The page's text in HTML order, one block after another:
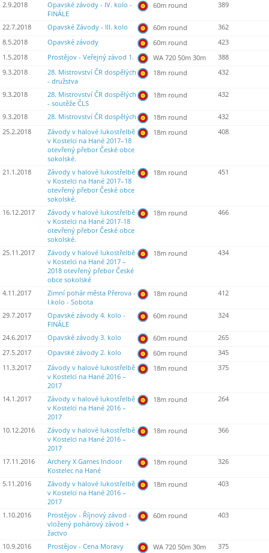
2.9.2018
Opavské závody - IV. kolo -
FINÁLE
60m round 389
22.7.2018 Opavské Závody - III. kolo 60m round
362
8.5.2018
Opavské závody 60m round
423
1.5.2018
Prostějov - Veřejný závod 1. WA 720 50m 30m
388
9.3.2018
28. Mistrovství ČR dospělých
- družstva
18m round 432
9.3.2018
28. Mistrovství ČR dospělých
- soutěže ČLS
18m round 432
9.3.2018 28. Mistrovství ČR dospělých 18m round
432
25.2.2018
Závody v halové lukostřelbě
v Kostelci na Hané 2017–18
otevřený přebor České obce
sokolské.
18m round 408
21.1.2018
Závody v halové lukostřelbě
v Kostelci na Hané 2017–18
otevřený přebor České obce
sokolské.
18m round 451
16.12.2017
Závody v halové lukostřelbě
v Kostelci na Hané 2017-18
otevřený přebor České obce
sokolské.
18m round 466
25.11.2017
Závody v halové lukostřelbě
v Kostelci na Hané 2017 –
2018 otevřený přebor České
obce sokolské
18m round 434
4.11.2017
Zimní pohár města Přerova -
I.kolo - Sobota
18m round 412
29.7.2017
Opavské závody 4. kolo -
FINÁLE
60m round 324
24.6.2017 Opavské závody 3. kolo 60m round
265
27.5.2017
Opavské závody 2. kolo 60m round
345
11.3.2017
Závody v halové lukostřelbě
v Kostelci na Hané 2016 –
2017
18m round 375
14.1.2017
Závody v halové lukostřelbě
v Kostelci na Hané 2016 –
2017
18m round 264
10.12.2016
Závody v halové lukostřelbě
v Kostelci na Hané 2016 –
2017
18m round 366
17.11.2016
Archery X Games Indoor
Kostelec na Hané
18m round 326
5.11.2016
Závody v halové lukostřelbě
v Kostelci na Hané 2016 –
2017
18m round 403
1.10.2016
Prostějov - Říjnový závod -
vložený pohárový závod +
žactvo
60m round 403
10.9.2016 Prostějov - Cena Moravy WA 720 50m 30m 375